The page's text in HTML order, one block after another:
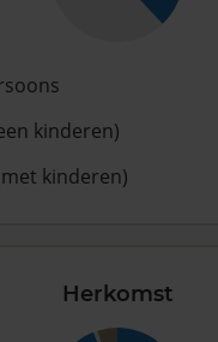
kinderen)
kinderen)
Herkomst